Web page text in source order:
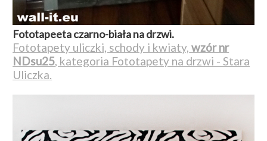
Fototapeeta czarno-biała na drzwi.
Fototapety uliczki, schody i kwiaty, wzór nr
NDsu25, kategoria Fototapety na drzwi - Stara
Uliczka.